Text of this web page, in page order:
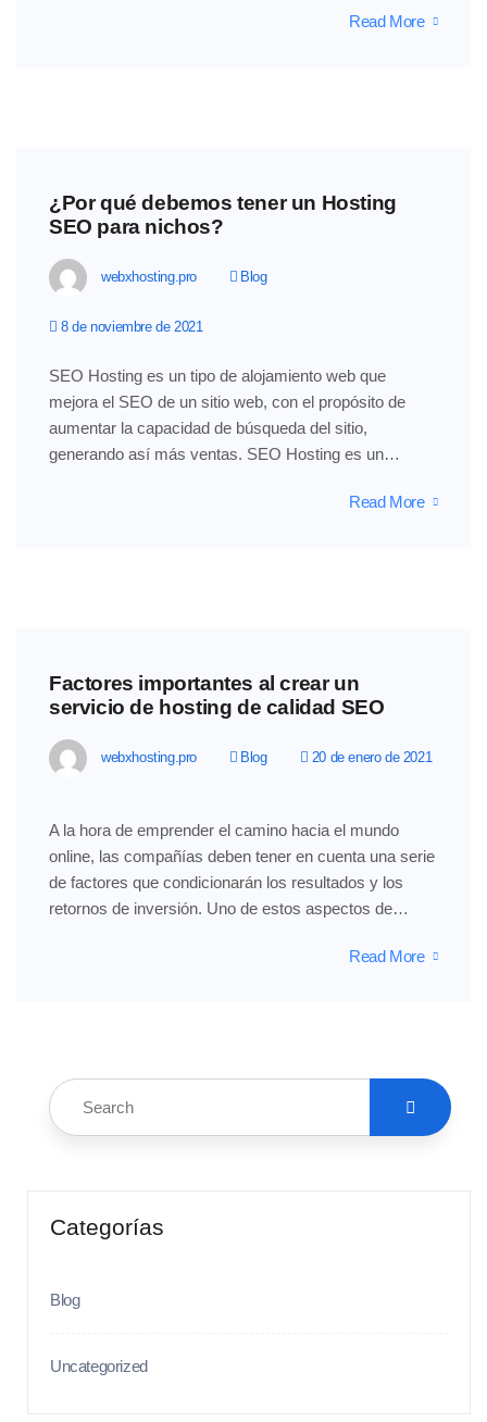
Read More
¿Por qué debemos tener un Hosting
SEO para nichos?
webxhosting.pro Blog
8 de noviembre de 2021
SEO Hosting es un tipo de alojamiento web que
mejora el SEO de un sitio web, con el propósito de
aumentar la capacidad de búsqueda del sitio,
generando así más ventas. SEO Hosting es un…
Read More
Factores importantes al crear un
servicio de hosting de calidad SEO
webxhosting.pro Blog 20 de enero de 2021
A la hora de emprender el camino hacia el mundo
online, las compañías deben tener en cuenta una serie
de factores que condicionarán los resultados y los
retornos de inversión. Uno de estos aspectos de…
Read More
Categorías
Blog
Uncategorized